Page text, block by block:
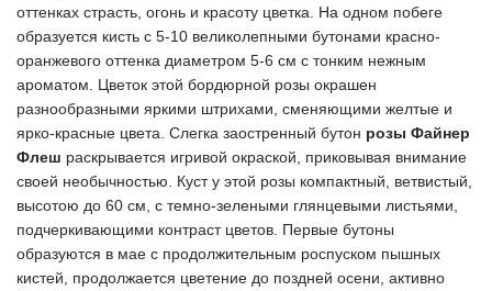
оттенках страсть, огонь и красоту цветка. На одном побеге
образуется кисть с 5-10 великолепными бутонами красно-
оранжевого оттенка диаметром 5-6 см с тонким нежным
ароматом. Цветок этой бордюрной розы окрашен
разнообразными яркими штрихами, сменяющими желтые и
ярко-красные цвета. Слегка заостренный бутон розы Файнер
Флеш раскрывается игривой окраской, приковывая внимание
своей необычностью. Куст у этой розы компактный, ветвистый,
высотою до 60 см, с темно-зелеными глянцевыми листьями,
подчеркивающими контраст цветов. Первые бутоны
образуются в мае с продолжительным роспуском пышных
кистей, продолжается цветение до поздней осени, активно